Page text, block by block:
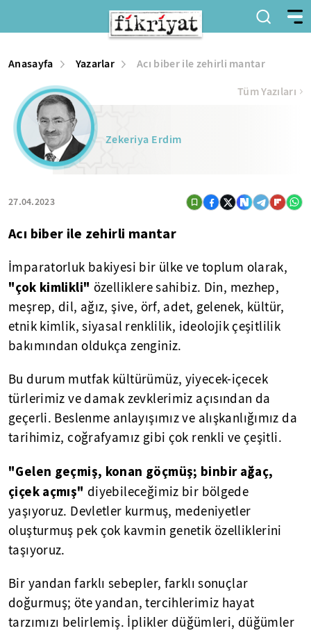
Anasayfa Yazarlar Acı biber ile zehirli mantar
Zekeriya Erdim
27.04.2023
Tüm Yazıları
Acı biber ile zehirli mantar
İmparatorluk bakiyesi bir ülke ve toplum olarak,
"çok kimlikli" özelliklere sahibiz. Din, mezhep,
meşrep, dil, ağız, şive, örf, adet, gelenek, kültür,
etnik kimlik, siyasal renklilik, ideolojik çeşitlilik
bakımından oldukça zenginiz.
Bu durum mutfak kültürümüz, yiyecek-içecek
türlerimiz ve damak zevklerimiz açısından da
geçerli. Beslenme anlayışımız ve alışkanlığımız da
tarihimiz, coğrafyamız gibi çok renkli ve çeşitli.
"Gelen geçmiş, konan göçmüş; binbir ağaç,
çiçek açmış" diyebileceğimiz bir bölgede
yaşıyoruz. Devletler kurmuş, medeniyetler
oluşturmuş pek çok kavmin genetik özelliklerini
taşıyoruz.
Bir yandan farklı sebepler, farklı sonuçlar
doğurmuş; öte yandan, tercihlerimiz hayat
tarzımızı belirlemiş. İplikler düğümleri, düğümler